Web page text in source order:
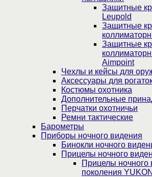
Защитные
Leupold
Защитные
Защитные
Aimpoint
Чехлы и кейсы для
Аксессуары для
Костюмы охотника
Дополнительные
Перчатки охотничьи
Ремни тактические
Барометры
Приборы ночного видения
Бинокли ночного
Прицелы ночного
Прицелы ночного
поколения YUKON